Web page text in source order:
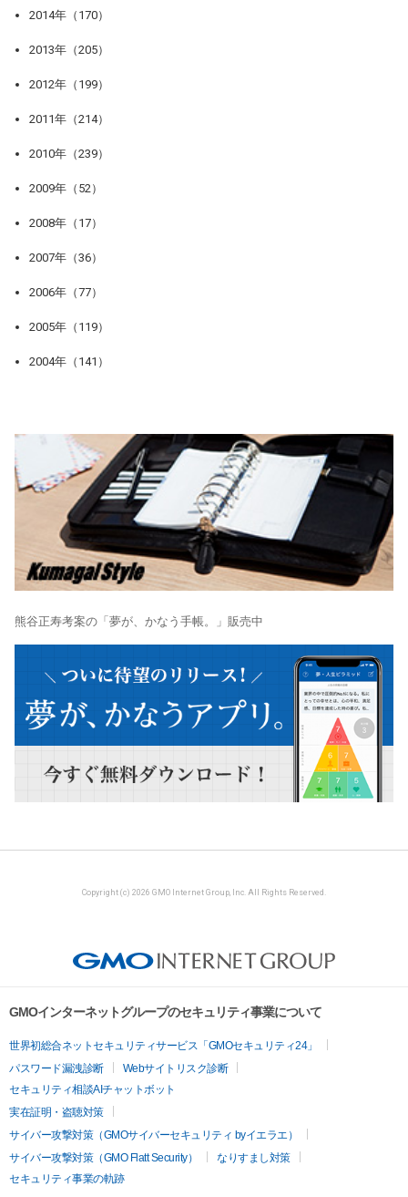
2014年（170）
2013年（205）
2012年（199）
2011年（214）
2010年（239）
2009年（52）
2008年（17）
2007年（36）
2006年（77）
2005年（119）
2004年（141）
熊谷正寿考案の「夢が、かなう手帳。」販売中
Copyright (c) 2026 GMO Internet Group, Inc. All Rights Reserved.
GMOインターネットグループのセキュリティ事業について
世界初総合ネットセキュリティサービス「GMOセキュリティ24」
パスワード漏洩診断
Webサイトリスク診断
セキュリティ相談AIチャットボット
実在証明・盗聴対策
サイバー攻撃対策（GMOサイバーセキュリティ byイエラエ）
サイバー攻撃対策（GMO Flatt Security）
なりすまし対策
セキュリティ事業の軌跡